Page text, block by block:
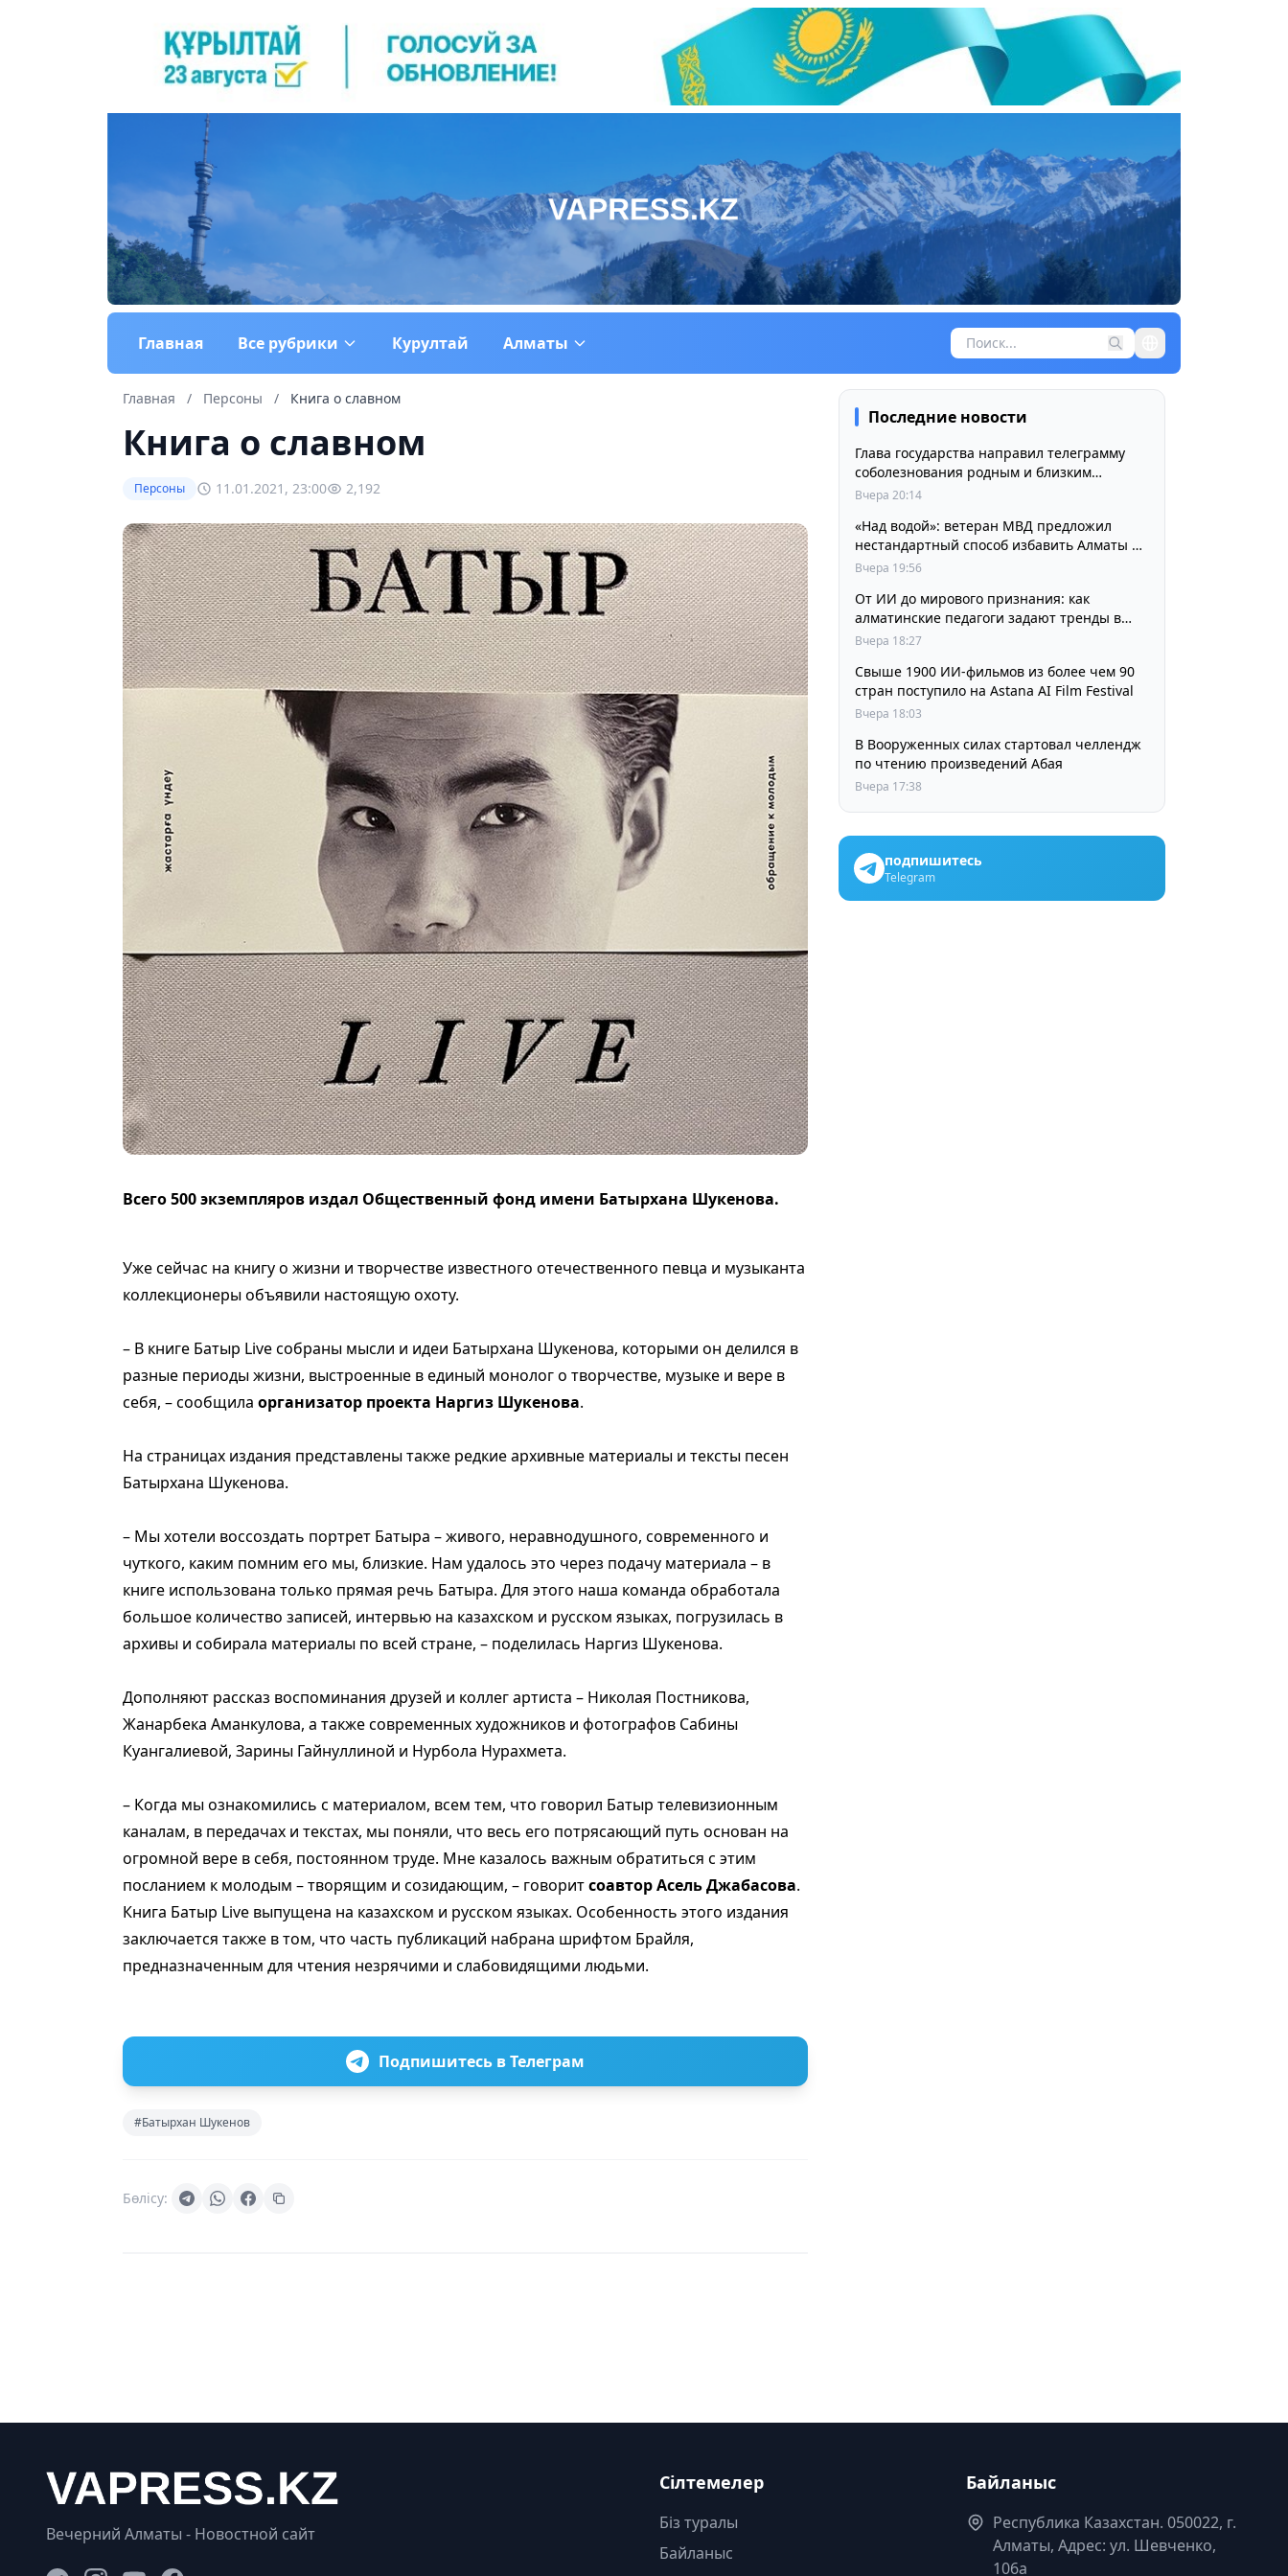
Главная Все рубрики Курултай Алматы
Главная / Персоны / Книга о славном
Книга о славном
Персоны 11.01.2021, 23:00 2,192
Всего 500 экземпляров издал Общественный фонд имени Батырхана Шукенова.
Уже сейчас на книгу о жизни и творчестве известного отечественного певца и музыканта
коллекционеры объявили настоящую охоту.
– В книге Батыр Live собраны мысли и идеи Батырхана Шукенова, которыми он делился в
разные периоды жизни, выстроенные в единый монолог о творчестве, музыке и вере в
себя, – сообщила организатор проекта Наргиз Шукенова.
На страницах издания представлены также редкие архивные материалы и тексты песен
Батырхана Шукенова.
– Мы хотели воссоздать портрет Батыра – живого, неравнодушного, современного и
чуткого, каким помним его мы, близкие. Нам удалось это через подачу материала – в
книге использована только прямая речь Батыра. Для этого наша команда обработала
большое количество записей, интервью на казахском и русском языках, погрузилась в
архивы и собирала материалы по всей стране, – поделилась Наргиз Шукенова.
Дополняют рассказ воспоминания друзей и коллег артиста – Николая Постникова,
Жанарбека Аманкулова, а также современных художников и фотографов Сабины
Куангалиевой, Зарины Гайнуллиной и Нурбола Нурахмета.
– Когда мы ознакомились с материалом, всем тем, что говорил Батыр телевизионным
каналам, в передачах и текстах, мы поняли, что весь его потрясающий путь основан на
огромной вере в себя, постоянном труде. Мне казалось важным обратиться с этим
посланием к молодым – творящим и созидающим, – говоритсоавтор Асель Джабасова.
Книга Батыр Live выпущена на казахском и русском языках. Особенность этого издания
заключается также в том, что часть публикаций набрана шрифтом Брайля,
предназначенным для чтения незрячими и слабовидящими людьми.
Подпишитесь в Телеграм
#Батырхан Шукенов
Бөлісу:
Последние новости
Глава государства направил телеграмму
соболезнования родным и близким
выдающегося кинорежиссера Ардака
Вчера 20:14
«Над водой»: ветеран МВД предложил
нестандартный способ избавить Алматы от
пробок и смога
Вчера 19:56
От ИИ до мирового признания: как
алматинские педагоги задают тренды в
изучении языков
Вчера 18:27
Свыше 1900 ИИ-фильмов из более чем 90
стран поступило на Astana AI Film Festival
Вчера 18:03
В Вооруженных силах стартовал челлендж
по чтению произведений Абая
Вчера 17:38
подпишитесь
Telegram
Вечерний Алматы - Новостной сайт
Сілтемелер
Біз туралы
Байланыс
Байланыс
Республика Казахстан. 050022, г.
Алматы, Адрес: ул. Шевченко,
106а